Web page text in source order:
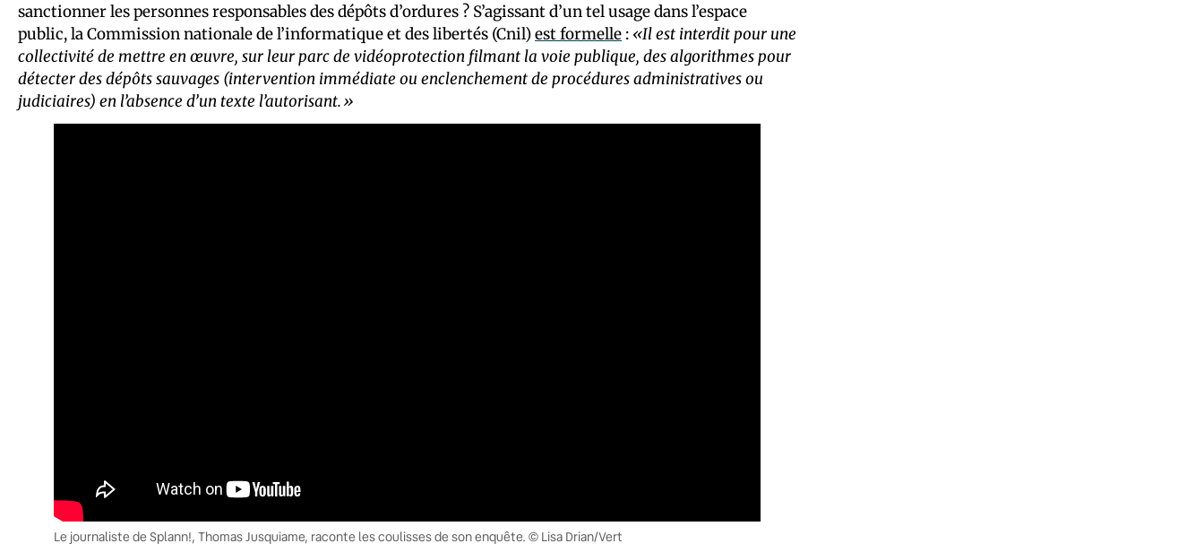
sanctionner les personnes responsables des dépôts d’ordures ? S’agissant d’un tel usage dans l’espace
public, la Commission nationale de l’informatique et des libertés (Cnil)est formelle : «Il est interdit pour une
collectivité de mettre en œuvre, sur leur parc de vidéoprotection filmant la voie publique, des algorithmes pour
détecter des dépôts sauvages (intervention immédiate ou enclenchement de procédures administratives ou
judiciaires) en l’absence d’un texte l’autorisant.»
Le journaliste de Splann!, Thomas Jusquiame, raconte les coulisses de son enquête. © Lisa Drian/Vert